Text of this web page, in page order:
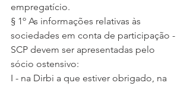
empregatício.
§ 1º As informações relativas às
sociedades em conta de participação -
SCP devem ser apresentadas pelo
sócio ostensivo:
I - na Dirbi a que estiver obrigado, na